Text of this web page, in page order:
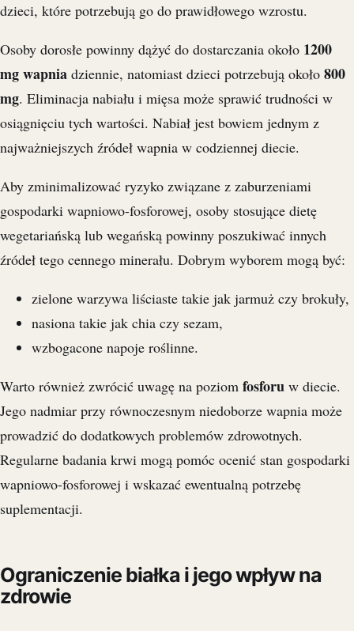
dzieci, które potrzebują go do prawidłowego wzrostu.
Osoby dorosłe powinny dążyć do dostarczania około 1200
mg wapnia dziennie, natomiast dzieci potrzebują około 800
mg. Eliminacja nabiału i mięsa może sprawić trudności w
osiągnięciu tych wartości. Nabiał jest bowiem jednym z
najważniejszych źródeł wapnia w codziennej diecie.
Aby zminimalizować ryzyko związane z zaburzeniami
gospodarki wapniowo-fosforowej, osoby stosujące dietę
wegetariańską lub wegańską powinny poszukiwać innych
źródeł tego cennego minerału. Dobrym wyborem mogą być:
zielone warzywa liściaste takie jak jarmuż czy brokuły,
nasiona takie jak chia czy sezam,
wzbogacone napoje roślinne.
Warto również zwrócić uwagę na poziom fosforu w diecie.
Jego nadmiar przy równoczesnym niedoborze wapnia może
prowadzić do dodatkowych problemów zdrowotnych.
Regularne badania krwi mogą pomóc ocenić stan gospodarki
wapniowo-fosforowej i wskazać ewentualną potrzebę
suplementacji.
Ograniczenie białka i jego wpływ na
zdrowie